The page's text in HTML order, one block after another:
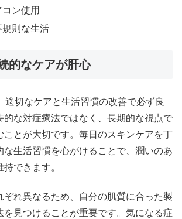
ン使用
規則な生活
的なケアが肝心
適切なケアと生活習慣の改善で必ず良
的な対症療法ではなく、長期的な視点で
ことが大切です。毎日のスキンケアを丁
な生活習慣を心がけることで、潤いのあ
できます。
ぞれ異なるため、自分の肌質に合った製
を見つけることが重要です。気になる症